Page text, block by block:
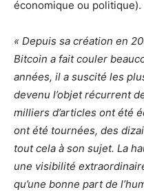
économique ou politique).
« Depuis sa création en
Bitcoin a fait couler
années, il a suscité les
devenu l’objet récurrent
milliers d’articles ont été
ont été tournées, des
tout cela à son sujet. La
une visibilité
qu’une bonne part de